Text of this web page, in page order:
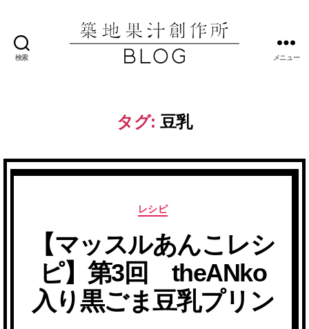
検索
汁
創
所
ブ
グ
メニュー
タグ: 豆乳
カ
ゴ
リ
レシピ
【マッスルあんこレシ
ピ】第3回 theANko
入り黒ごま豆乳プリン